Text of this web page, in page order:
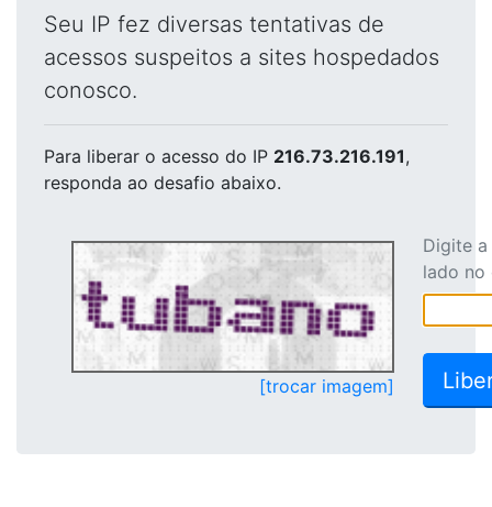
Seu IP fez diversas tentativas de
acessos suspeitos a sites hospedados
conosco.
Para liberar o acesso do IP 216.73.216.191,
responda ao desafio abaixo.
[trocar imagem]
Digite
lado no